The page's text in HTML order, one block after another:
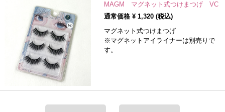
MAGM マグネット式つけまつげ VC
通常価格 ¥ 1,320(税込)
マグネット式つけまつげ
※マグネットアイライナーは別売りで
す。